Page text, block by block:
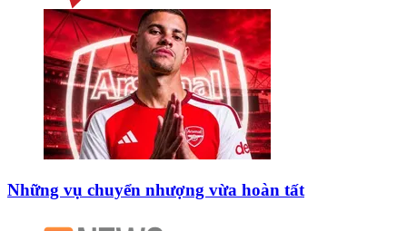
Những vụ chuyển nhượng vừa hoàn tất